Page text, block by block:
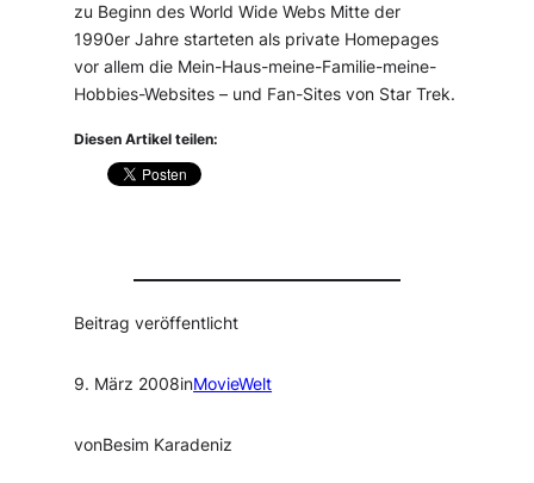
zu Beginn des World Wide Webs Mitte der
1990er Jahre starteten als private Homepages
vor allem die Mein-Haus-meine-Familie-meine-
Hobbies-Websites – und Fan-Sites von Star Trek.
Diesen Artikel teilen:
Beitrag veröffentlicht
9. März 2008inMovieWelt
vonBesim Karadeniz